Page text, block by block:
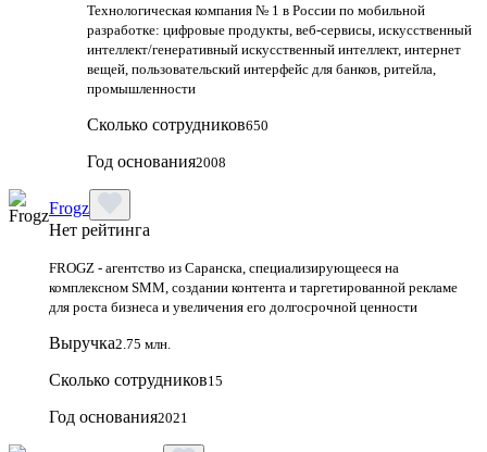
Технологическая компания № 1 в России по мобильной
разработке: цифровые продукты, веб-сервисы, искусственный
интеллект/генеративный искусственный интеллект, интернет
вещей, пользовательский интерфейс для банков, ритейла,
промышленности
Сколько сотрудников650
Год основания2008
Frogz
Нет рейтинга
FROGZ - агентство из Саранска, специализирующееся на
комплексном SMM, создании контента и таргетированной рекламе
для роста бизнеса и увеличения его долгосрочной ценности
Выручка2.75 млн.
Сколько сотрудников15
Год основания2021